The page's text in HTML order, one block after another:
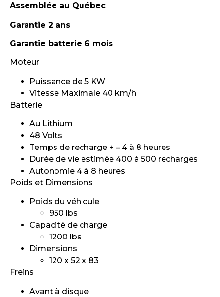
Assemblée au Québec
Garantie 2 ans
Garantie batterie 6 mois
Moteur
Puissance de 5 KW
Vitesse Maximale 40 km/h
Batterie
Au Lithium
48 Volts
Temps de recharge + – 4 à 8 heures
Durée de vie estimée 400 à 500 recharges
Autonomie 4 à 8 heures
Poids et Dimensions
Poids du véhicule
950 lbs
Capacité de charge
1200 lbs
Dimensions
120 x 52 x 83
Freins
Avant à disque